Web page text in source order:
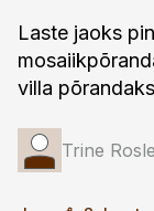
Laste jaoks
villa
Trine